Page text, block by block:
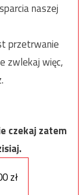
naszej
przetrwanie
zwlekaj więc,
czekaj zatem
zł